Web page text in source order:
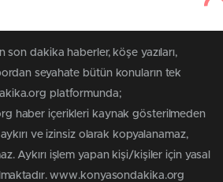
son dakika haberler, köşe yazıları,
seyahate bütün konuların tek
platformunda;
haber içerikleri kaynak gösterilmeden
ve izinsiz olarak kopyalanamaz,
Aykırı işlem yapan kişi/kişiler için yasal
www.konyasondakika.org